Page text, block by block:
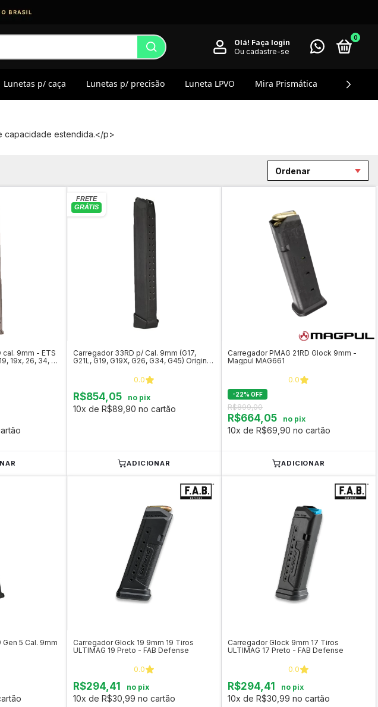
Olá! Faça login
Ou cadastre-se
0
Lunetas p/ caça Lunetas p/ precisão Luneta LPVO Mira Prismática Magnifier
capacidade estendida.</p>
Ordenar
cal. 9mm - ETS
19x, 26, 34, 45
Carregador 33RD p/ Cal. 9mm (G17,
G21L, G19, G19X, G26, G34, G45) Original
0.0
R$854,05 no pix
10x de R$89,90 no cartão
ADICIONAR
Carregador PMAG 21RD Glock 9mm -
Magpul MAG661
0.0
-22% OFF
R$899,00
R$664,05 no pix
10x de R$69,90 no cartão
ADICIONAR
Gen 5 Cal. 9mm
Carregador Glock 19 9mm 19 Tiros
ULTIMAG 19 Preto - FAB Defense
0.0
R$294,41 no pix
10x de R$30,99 no cartão
Carregador Glock 9mm 17 Tiros
ULTIMAG 17 Preto - FAB Defense
0.0
R$294,41 no pix
10x de R$30,99 no cartão